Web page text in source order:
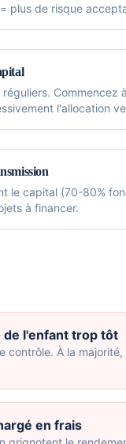
plus de risque
l'allocation
le capital (70-80%
à financer.
de l'enfant trop tôt
contrôle. À la
en frais